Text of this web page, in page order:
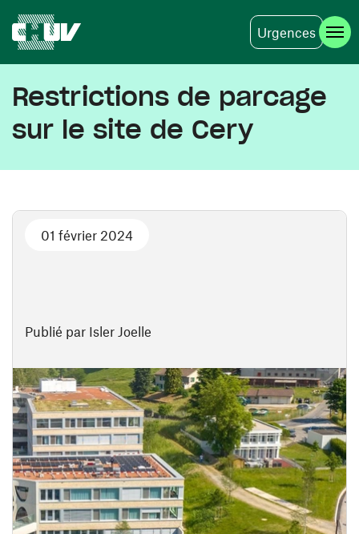
Urgences
Restrictions de parcage
sur le site de Cery
Publié par Isler Joelle
01 février 2024